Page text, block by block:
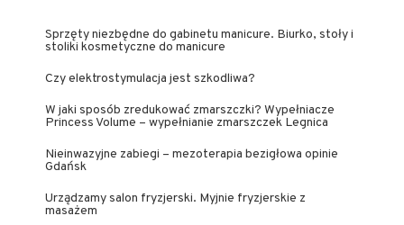
Sprzęty niezbędne do gabinetu manicure. Biurko, stoły i
stoliki kosmetyczne do manicure
Czy elektrostymulacja jest szkodliwa?
W jaki sposób zredukować zmarszczki? Wypełniacze
Princess Volume – wypełnianie zmarszczek Legnica
Nieinwazyjne zabiegi – mezoterapia bezigłowa opinie
Gdańsk
Urządzamy salon fryzjerski. Myjnie fryzjerskie z
masażem